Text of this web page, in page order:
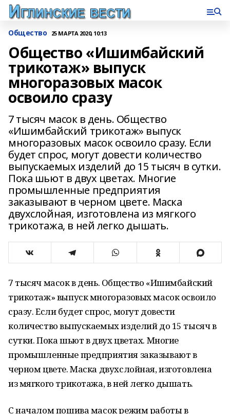
Общество 25 МАРТА 2020, 10:13
Общество «Ишимбайский
трикотаж» выпуск
многоразовых масок
освоило сразу
7 тысяч масок в день. Общество
«Ишимбайский трикотаж» выпуск
многоразовых масок освоило сразу. Если
будет спрос, могут довести количество
выпускаемых изделий до 15 тысяч в сутки.
Пока шьют в двух цветах. Многие
промышленные предприятия
заказывают в черном цвете. Маска
двухслойная, изготовлена из мягкого
трикотажа, в ней легко дышать.
7 тысяч масок в день. Общество «Ишимбайский
трикотаж» выпуск многоразовых масок освоило
сразу. Если будет спрос, могут довести
количество выпускаемых изделий до 15 тысяч в
сутки. Пока шьют в двух цветах. Многие
промышленные предприятия заказывают в
черном цвете. Маска двухслойная, изготовлена
из мягкого трикотажа, в ней легко дышать.
С началом пошива масок режим работы в